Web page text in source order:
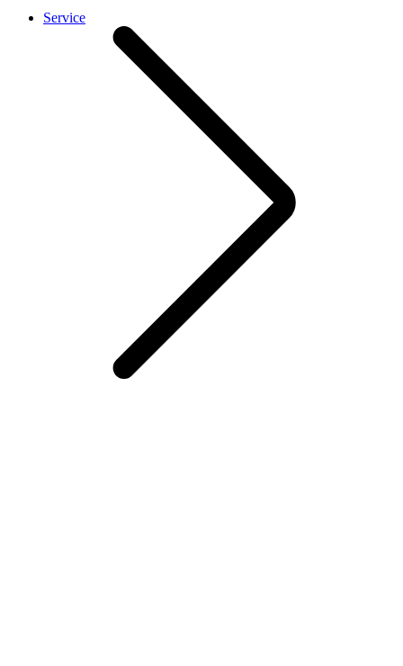
Service